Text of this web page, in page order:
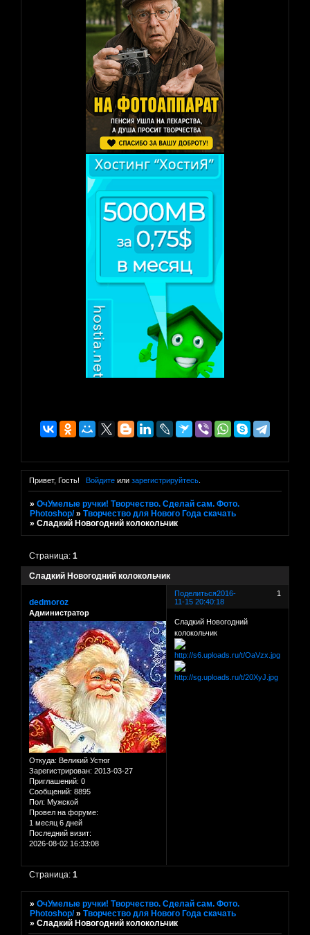
Привет, Гость! Войдитеили зарегистрируйтесь.
»ОчУмелые ручки! Творчество. Сделай сам. Фото.
Photoshop/ »Творчество для Нового Года скачать
»Сладкий Новогодний колокольчик
Сладкий Новогодний колокольчик
Страница:1
Поделиться 1
2016-
11-15 20:40:18
dedmoroz
Администратор
Откуда: Великий Устюг
Зарегистрирован: 2013-03-27
Приглашений: 0
Сообщений: 8895
Пол: Мужской
Провел на форуме:
1 месяц 6 дней
Последний визит:
2026-08-02 16:33:08
Сладкий Новогодний
колокольчик
Страница:1
»ОчУмелые ручки! Творчество. Сделай сам. Фото.
Photoshop/ »Творчество для Нового Года скачать
»Сладкий Новогодний колокольчик